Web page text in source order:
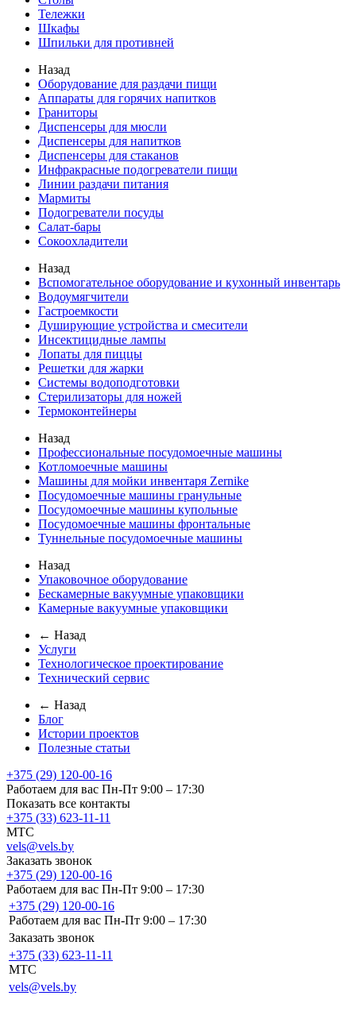
Тележки
Шкафы
Шпильки для противней
Назад
Оборудование для раздачи пищи
Аппараты для горячих напитков
Граниторы
Диспенсеры для мюсли
Диспенсеры для напитков
Диспенсеры для стаканов
Инфракрасные подогреватели пищи
Линии раздачи питания
Мармиты
Подогреватели посуды
Салат-бары
Сокоохладители
Назад
Вспомогательное оборудование и кухонный инвентарь
Водоумягчители
Гастроемкости
Душирующие устройства и смесители
Инсектицидные лампы
Лопаты для пиццы
Решетки для жарки
Системы водоподготовки
Стерилизаторы для ножей
Термоконтейнеры
Назад
Профессиональные посудомоечные машины
Котломоечные машины
Машины для мойки инвентаря Zernike
Посудомоечные машины гранульные
Посудомоечные машины купольные
Посудомоечные машины фронтальные
Туннельные посудомоечные машины
Назад
Упаковочное оборудование
Бескамерные вакуумные упаковщики
Камерные вакуумные упаковщики
← Назад
Услуги
Технологическое проектирование
Технический сервис
← Назад
Блог
Истории проектов
Полезные статьи
+375 (29) 120-00-16
Работаем для вас Пн-Пт 9:00 – 17:30
Показать все контакты
+375 (33) 623-11-11
MTC
vels@vels.by
Заказать звонок
+375 (29) 120-00-16
Работаем для вас Пн-Пт 9:00 – 17:30
+375 (29) 120-00-16
Работаем для вас Пн-Пт 9:00 – 17:30
Заказать звонок
+375 (33) 623-11-11
MTC
vels@vels.by